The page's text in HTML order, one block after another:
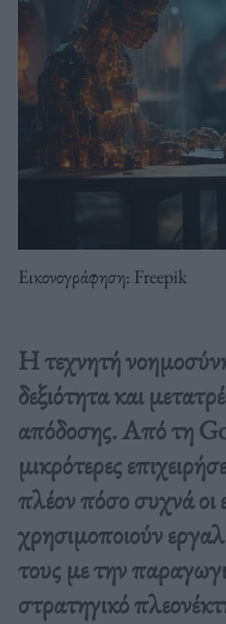
Εικονογράφηση: Freepik
Η τεχνητή νοημοσύνη
δεξιότητα και
απόδοσης. Από τη
μικρότερες
πλέον πόσο συχνά οι
χρησιμοποιούν
τους με την
στρατηγικό